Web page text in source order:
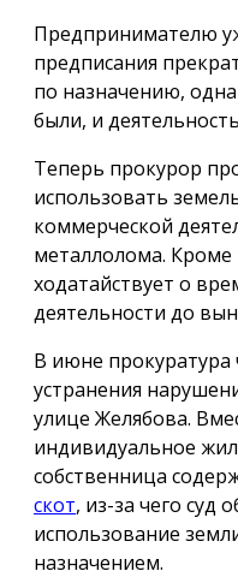
Предпринимателю
предписания
по назначению,
были, и
Теперь прокурор
использовать
коммерческой
металлолома. Кроме
ходатайствует о
деятельности до
В июне прокуратура
устранения
улице Желябова.
индивидуальное
собственница
скот, из-за чего суд
использование
назначением.